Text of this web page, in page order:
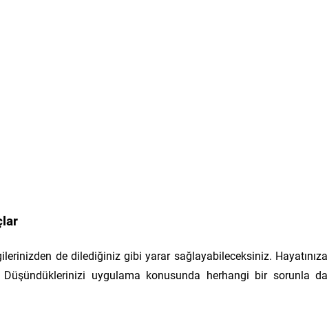
de dilediğiniz gibi yarar sağlayabileceksiniz. Hayatınıza
uygulama konusunda herhangi bir sorunla da